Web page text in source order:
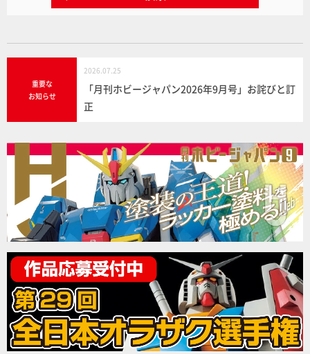
重要な
お知らせ
2026.07.25
「月刊ホビージャパン2026年9月号」お詫びと訂
正